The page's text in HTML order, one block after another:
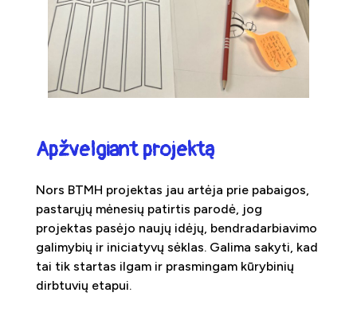
Apžvelgiant projektą
Nors BTMH projektas jau artėja prie pabaigos,
pastarųjų mėnesių patirtis parodė, jog
projektas pasėjo naujų idėjų, bendradarbiavimo
galimybių ir iniciatyvų sėklas. Galima sakyti, kad
tai tik startas ilgam ir prasmingam kūrybinių
dirbtuvių etapui.